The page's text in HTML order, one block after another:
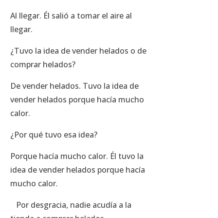
Al llegar. Él salió a tomar el aire al
llegar.
¿Tuvo la idea de vender helados o de
comprar helados?
De vender helados. Tuvo la idea de
vender helados porque hacía mucho
calor.
¿Por qué tuvo esa idea?
Porque hacía mucho calor. Él tuvo la
idea de vender helados porque hacía
mucho calor.
Por desgracia, nadie acudía a la